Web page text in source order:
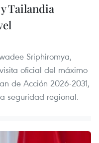
Tailandia
Sriphiromya,
oficial del máximo
de Acción 2026-2031,
seguridad regional.